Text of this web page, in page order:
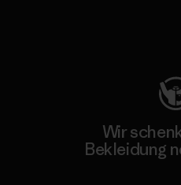
Wir
Bekleidung